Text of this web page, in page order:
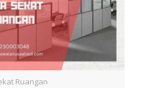
Ruangan